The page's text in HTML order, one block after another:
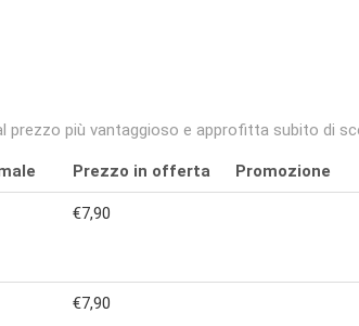
più vantaggioso e approfitta subito di
Prezzo in offerta Promozione
€7,90
€7,90